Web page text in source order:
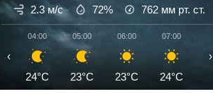
2.3 м/с 72% 762 мм рт. ст.
04:00
24°C
05:00
23°C
06:00
23°C
07:00
24°C
‹ ›